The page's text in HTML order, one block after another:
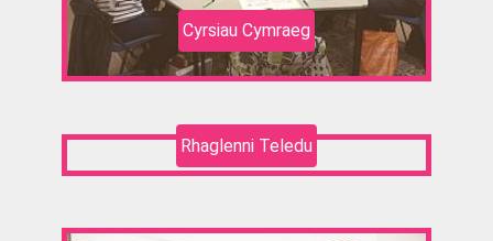
Cyrsiau Cymraeg
Rhaglenni Teledu